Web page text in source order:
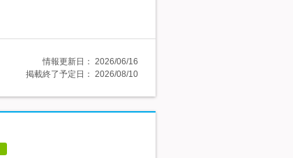
情報更新日： 2026/06/16
掲載終了予定日： 2026/08/10